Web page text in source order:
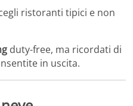
ristoranti tipici e non
duty-free, ma ricordati di
in uscita.